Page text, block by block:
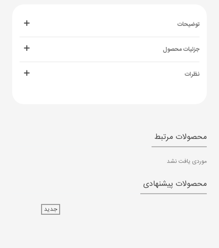
توضیحات
جزئیات محصول
نظرات
محصولات مرتبط
موردی یافت نشد
محصولات پیشنهادی
جدید